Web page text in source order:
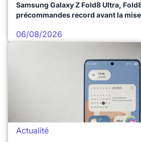
Samsung Galaxy Z Fold8 Ultra,
précommandes record avant la
06/08/2026
Actualité